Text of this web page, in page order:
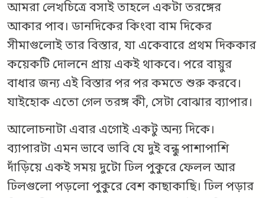
আমরা লেখচিত্রে বসাই তাহলে একটা তরঙ্গের
আকার পাব। ডানদিকের কিংবা বাম দিকের
সীমাগুলোই তার বিস্তার, যা একেবারে প্রথম দিককার
কয়েকটি দোলনে প্রায় একই থাকবে। পরে বায়ুর
বাধার জন্য এই বিস্তার পর পর কমতে শুরু করবে।
যাইহোক এতো গেল তরঙ্গ কী, সেটা বোঝার ব্যাপার।
আলোচনাটা এবার এগোই একটু অন্য দিকে।
ব্যাপারটা এমন ভাবে ভাবি যে দুই বন্ধু পাশাপাশি
দাঁড়িয়ে একই সময় দুটো ঢিল পুকুরে ফেলল আর
ঢিলগুলো পড়লো পুকুরে বেশ কাছাকাছি। ঢিল পড়ার